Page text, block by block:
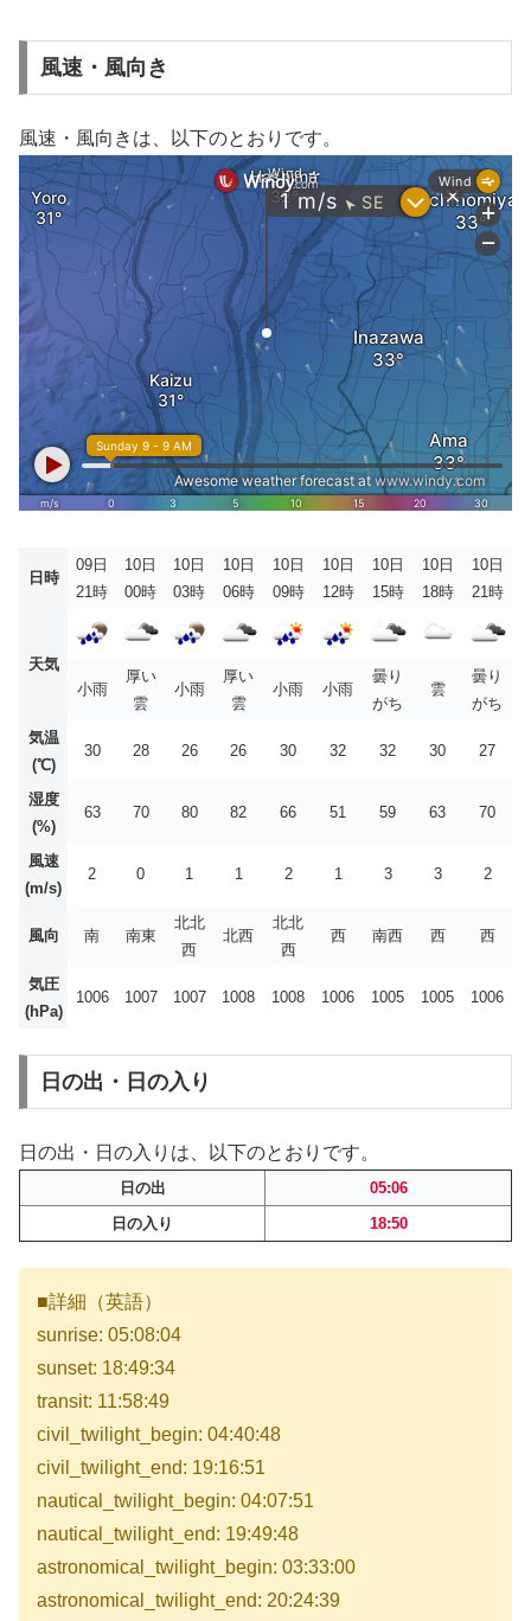
風速・風向き
風速・風向きは、以下のとおりです。
日時
09日
21時
10日
00時
10日
03時
10日
06時
10日
09時
10日
12時
10日
15時
10日
18時
10日
21時
天気
小雨
厚い
雲
小雨
厚い
雲
小雨 小雨
曇り
がち
雲
曇り
がち
気温
(℃)
30 28 26 26 30 32 32 30 27
湿度
(%)
63 70 80 82 66 51 59 63 70
風速
(m/s)
2 0 1 1 2 1 3 3 2
風向 南 南東
北北
西
北西
北北
西
西 南西 西 西
気圧
(hPa)
1006 1007 1007 1008 1008 1006 1005 1005 1006
日の出・日の入り
日の出・日の入りは、以下のとおりです。
日の出
05:06
日の入り
18:50
■詳細（英語）
sunrise: 05:08:04
sunset: 18:49:34
transit: 11:58:49
civil_twilight_begin: 04:40:48
civil_twilight_end: 19:16:51
nautical_twilight_begin: 04:07:51
nautical_twilight_end: 19:49:48
astronomical_twilight_begin: 03:33:00
astronomical_twilight_end: 20:24:39